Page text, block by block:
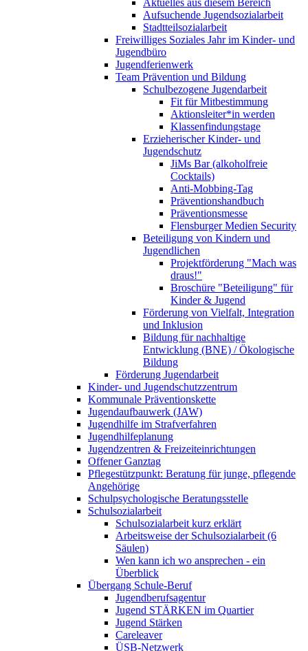
Aktuelles aus diesem Bereich
Aufsuchende Jugendsozialarbeit
Stadtteilsozialarbeit
Freiwilliges Soziales Jahr im Kinder- und
Jugendbüro
Jugendferienwerk
Team Prävention und Bildung
Schulbezogene Jugendarbeit
Fit für Mitbestimmung
Aktionsleiter*in werden
Klassenfindungstage
Erzieherischer Kinder- und
Jugendschutz
JiMs Bar (alkoholfreie
Cocktails)
Anti-Mobbing-Tag
Präventionshandbuch
Präventionsmesse
Flensburger Medien Security
Beteiligung von Kindern und
Jugendlichen
Projektförderung "Mach was
draus!"
Broschüre "Beteiligung" für
Kinder & Jugend
Förderung von Vielfalt, Integration
und Inklusion
Bildung für nachhaltige
Entwicklung (BNE) / Ökologische
Bildung
Förderung Jugendarbeit
Kinder- und Jugendschutzzentrum
Kommunale Präventionskette
Jugendaufbauwerk (JAW)
Jugendhilfe im Strafverfahren
Jugendhilfeplanung
Jugendzentren & Freizeiteinrichtungen
Offener Ganztag
Pflegestützpunkt: Beratung für junge, pflegende
Angehörige
Schulpsychologische Beratungsstelle
Schulsozialarbeit
Schulsozialarbeit kurz erklärt
Arbeitsweise der Schulsozialarbeit (6
Säulen)
Wen kann ich wo ansprechen - ein
Überblick
Übergang Schule-Beruf
Jugendberufsagentur
Jugend STÄRKEN im Quartier
Jugend Stärken
Careleaver
ÜSB-Netzwerk